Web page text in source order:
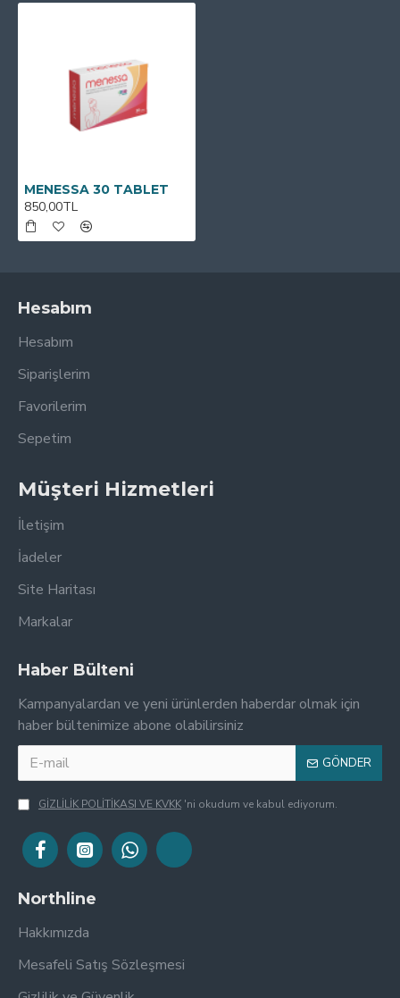
MENESSA 30 TABLET
850,00TL
Hesabım
Hesabım
Siparişlerim
Favorilerim
Sepetim
Müşteri Hizmetleri
İletişim
İadeler
Site Haritası
Markalar
Haber Bülteni
Kampanyalardan ve yeni ürünlerden haberdar olmak için
haber bültenimize abone olabilirsiniz
GÖNDER
GİZLİLİK POLİTİKASI VE KVKK 'ni okudum ve kabul ediyorum.
Northline
Hakkımızda
Mesafeli Satış Sözleşmesi